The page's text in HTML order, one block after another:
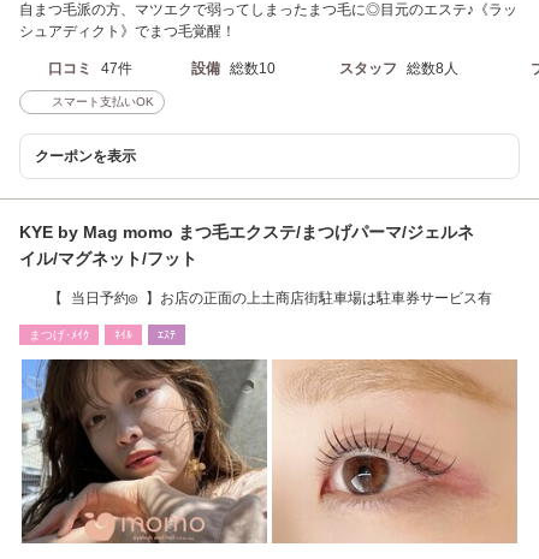
自まつ毛派の方、マツエクで弱ってしまったまつ毛に◎目元のエステ♪《ラッ
シュアディクト》でまつ毛覚醒！
口コミ 47件 設備 総数10 スタッフ 総数8人
スマート支払いOK
クーポンを表示
KYE by Mag momo まつ毛エクステ/まつげパーマ/ジェルネ
イル/マグネット/フット
【 当日予約◎ 】お店の正面の上土商店街駐車場は駐車券サービス有
まつげ･ﾒｲｸ ﾈｲﾙ ｴｽﾃ